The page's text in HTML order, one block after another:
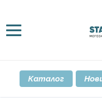
Каталог